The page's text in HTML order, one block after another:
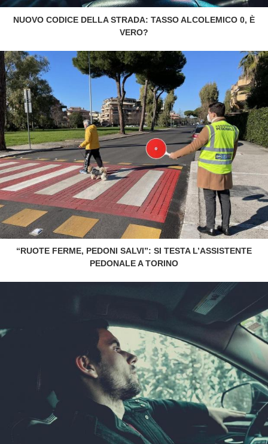
NUOVO CODICE DELLA STRADA: TASSO ALCOLEMICO 0, È
VERO?
“RUOTE FERME, PEDONI SALVI”: SI TESTA L’ASSISTENTE
PEDONALE A TORINO